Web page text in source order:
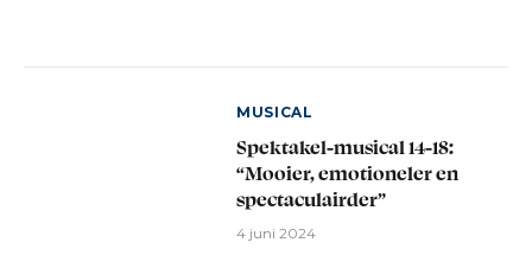
MUSICAL
Spektakel-musical 14-18:
“Mooier, emotioneler en
spectaculairder”
4 juni 2024